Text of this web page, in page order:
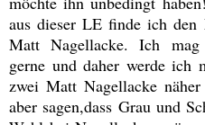
aus dieser LE finde ich
Matt Nagellacke. Ich
gerne und daher werde ich
zwei Matt Nagellacke
aber sagen,dass Grau und